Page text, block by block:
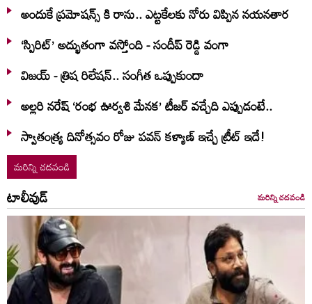
అందుకే ప్రమోషన్స్ కి రాను.. ఎట్టకేలకు నోరు విప్పిన నయనతార
‘స్పిరిట్’ అద్భుతంగా వస్తోంది - సందీప్ రెడ్డి వంగా
విజయ్ - త్రిష రిలేషన్.. సంగీత ఒప్పుకుందా
అల్లరి నరేష్ ‘రంభ ఊర్వశి మేనక’ టీజర్ వచ్చేది ఎప్పుడంటే..
స్వాతంత్య్ర దినోత్సవం రోజు పవన్ కళ్యాణ్ ఇచ్చే ట్రీట్ ఇదే!
మరిన్ని చదవండి
టాలీవుడ్ మరిన్ని చదవండి